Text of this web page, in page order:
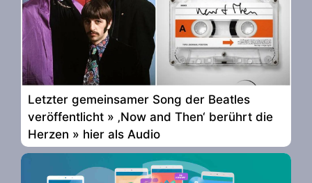
Letzter gemeinsamer Song der Beatles
veröffentlicht » ‚Now and Then‘ berührt die
Herzen » hier als Audio